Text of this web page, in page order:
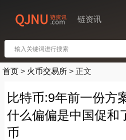
链资讯
首页 > 火币交易所 > 正文
比特币:9年前一份方
什么偏偏是中国促和
币